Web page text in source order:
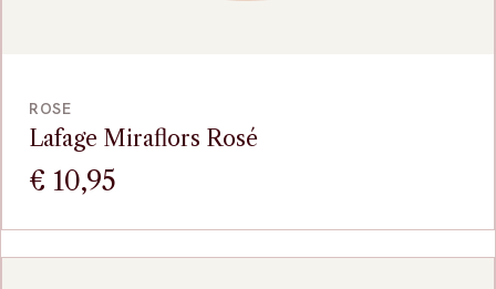
ROSE
Lafage Miraflors Rosé
€ 10,95